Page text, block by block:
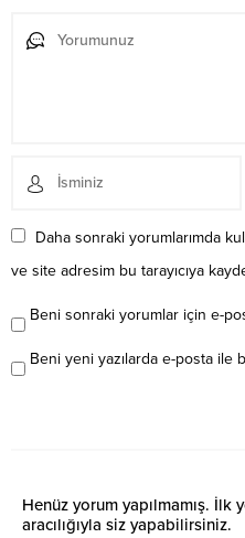
Daha sonraki yorumlarımda
ve site adresim bu tarayıcıya
Beni sonraki yorumlar için e-
Beni yeni yazılarda e-posta ile
Henüz yorum yapılmamış. İlk
aracılığıyla siz yapabilirsiniz.